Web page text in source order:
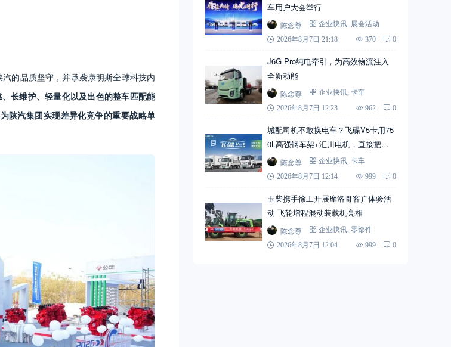
汽的品质坚守，并承袭康明斯全球科技内
长维护、轻量化以及出色的整车匹配能
陕汽集团实现差异化竞争的重要战略单
车用户大会举行
陈念尊 企业快讯
展会活动
2026年8月7日 21:18
370 0
J6G Pro纯电牵引，为高效物流注入
全新动能
陈念尊 企业快讯 卡车
2026年8月7日 12:23
962 0
城配司机不敢换电车？飞碟V5卡用75
0L高强钢车架+汇川电机，直接把信
心拉满陈念尊 企业快讯 卡车
2026年8月7日 12:14
999 0
玉柴携手徐工开展摩洛哥客户体验活
动 飞轮增程混动装载机亮相
陈念尊 企业快讯 零部件
2026年8月7日 12:04
999 0